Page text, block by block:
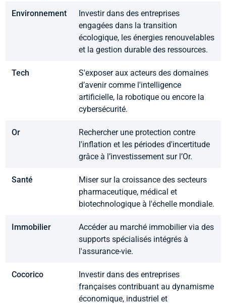
Environnement
Investir dans des entreprises
engagées dans la transition
écologique, les énergies renouvelables
et la gestion durable des ressources.
Tech
S'exposer aux acteurs des domaines
d’avenir comme l'intelligence
artificielle, la robotique ou encore la
cybersécurité.
Or
Rechercher une protection contre
l'inflation et les périodes d'incertitude
grâce à l’investissement sur l’Or.
Santé
Miser sur la croissance des secteurs
pharmaceutique, médical et
biotechnologique à l'échelle mondiale.
Immobilier
Accéder au marché immobilier via des
supports spécialisés intégrés à
l'assurance-vie.
Cocorico
Investir dans des entreprises
françaises contribuant au dynamisme
économique, industriel et